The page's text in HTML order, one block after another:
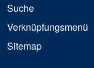
Suche
Verknüpfungsmenü
Sitemap